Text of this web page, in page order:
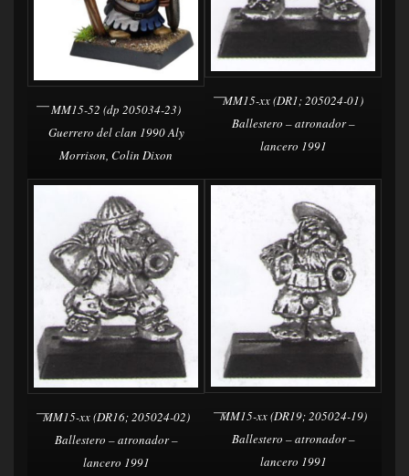
MM15-52 (dp 205034-23)
Guerrero del clan 1990 Aly
Morrison, Colin Dixon
MM15-xx (DR1; 205024-01)
Ballestero – atronador –
lancero 1991
MM15-xx (DR16; 205024-02)
Ballestero – atronador –
lancero 1991
MM15-xx (DR19; 205024-19)
Ballestero – atronador –
lancero 1991